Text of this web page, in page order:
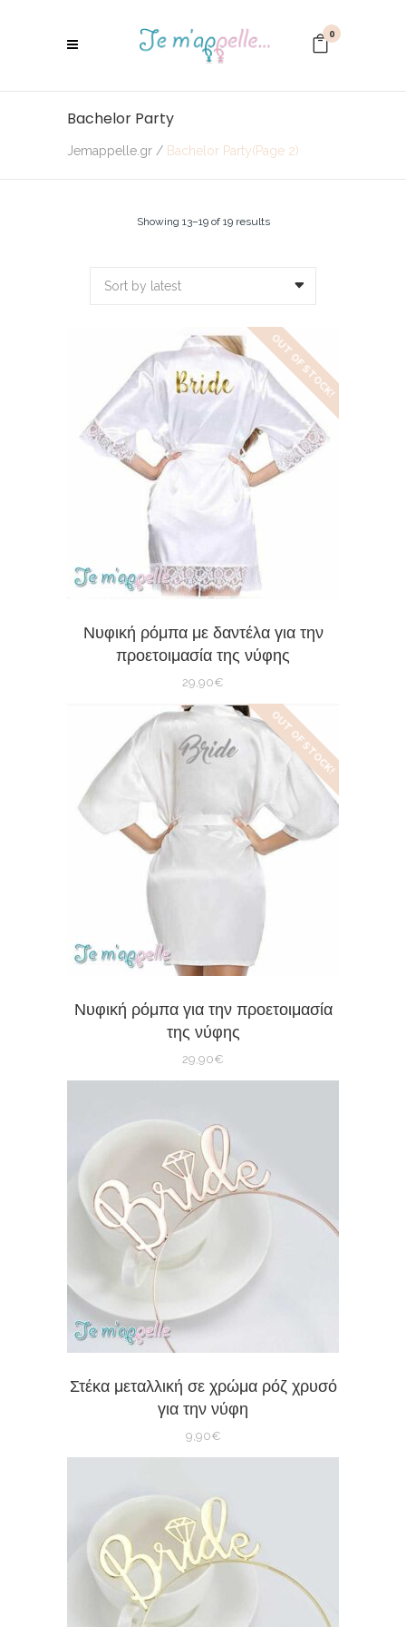
0
Bachelor Party
Jemappelle.gr / Bachelor Party(Page 2)
Showing 13–19 of 19 results
Sort by latest
OUT OF STOCK!
Νυφική ρόμπα με δαντέλα για την
προετοιμασία της νύφης
29,90€
OUT OF STOCK!
Νυφική ρόμπα για την προετοιμασία
της νύφης
29,90€
Στέκα μεταλλική σε χρώμα ρόζ χρυσό
για την νύφη
9,90€